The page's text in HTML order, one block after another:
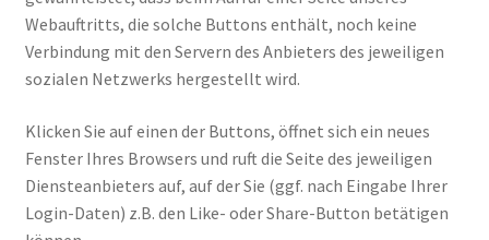
Webauftritts, die solche Buttons enthält, noch keine
Verbindung mit den Servern des Anbieters des jeweiligen
sozialen Netzwerks hergestellt wird.
Klicken Sie auf einen der Buttons, öffnet sich ein neues
Fenster Ihres Browsers und ruft die Seite des jeweiligen
Diensteanbieters auf, auf der Sie (ggf. nach Eingabe Ihrer
Login-Daten) z.B. den Like- oder Share-Button betätigen